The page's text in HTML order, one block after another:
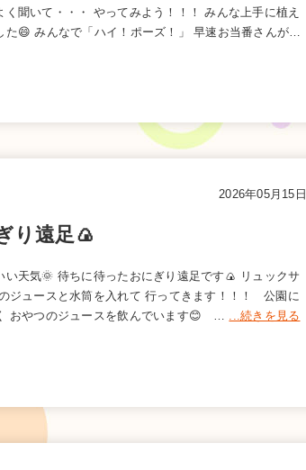
く聞いて・・・ やってみよう！！！ みんな上手に植え
た😄 みんなで「ハイ！ポーズ！」 早速お当番さんが…
2026年05月15日
り遠足🍙
い天気🌞 待ちに待ったおにぎり遠足です🍙 リュックサ
ジュースと水筒を入れて 行ってきます！！！ 公園に
おやつのジュースを飲んでいます😊 … ...続きを見る